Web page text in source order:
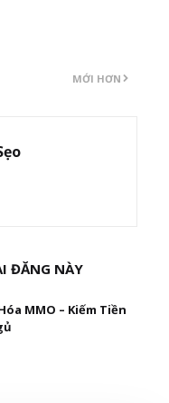
MỚI HƠN
ĐĂNG NÀY
MMO – Kiếm Tiền